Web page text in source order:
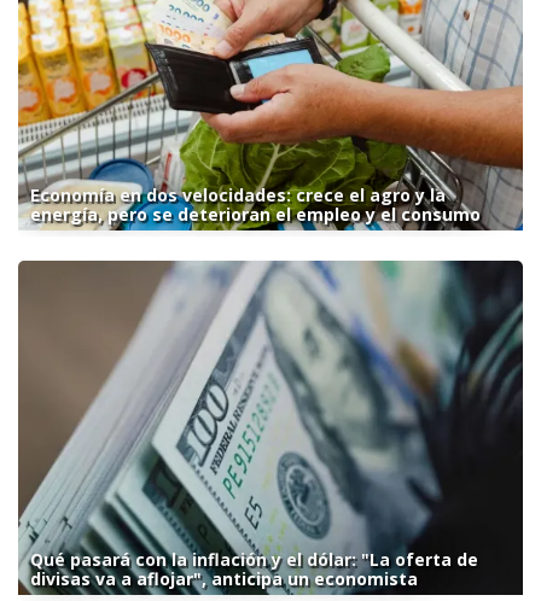
Economía en dos velocidades: crece el agro y la
energía, pero se deterioran el empleo y el consumo
Qué pasará con la inflación y el dólar: "La oferta de
divisas va a aflojar", anticipa un economista